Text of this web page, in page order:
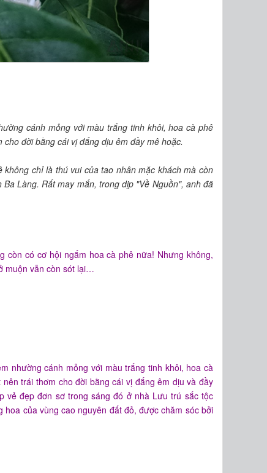
cánh mỏng với màu trắng tinh khôi, hoa cà phê
đời bằng cái vị đắng dịu êm đầy mê hoặc.
chỉ là thú vui của tao nhân mặc khách mà còn
Làng. Rất may mắn, trong dịp "Về Nguồn", anh đã
còn có cơ hội ngắm hoa cà phê nữa! Nhưng không,
muộn vẫn còn sót lại…
nhường cánh mỏng với màu trắng tinh khôi, hoa cà
trái thơm cho đời bằng cái vị đắng êm dịu và đầy
vẻ đẹp đơn sơ trong sáng đó ở nhà Lưu trú sắc tộc
của vùng cao nguyên đất đỏ, được chăm sóc bởi